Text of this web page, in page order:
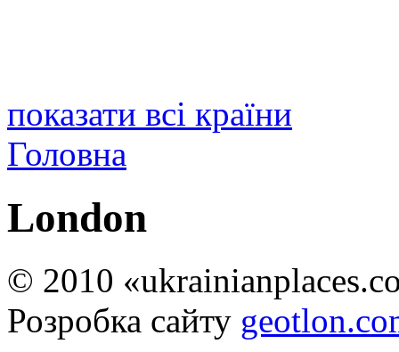
показати всі країни
Головна
London
© 2010
Розробка сайту